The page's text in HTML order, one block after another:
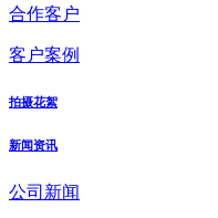
合作客户
客户案例
拍摄花絮
新闻资讯
公司新闻